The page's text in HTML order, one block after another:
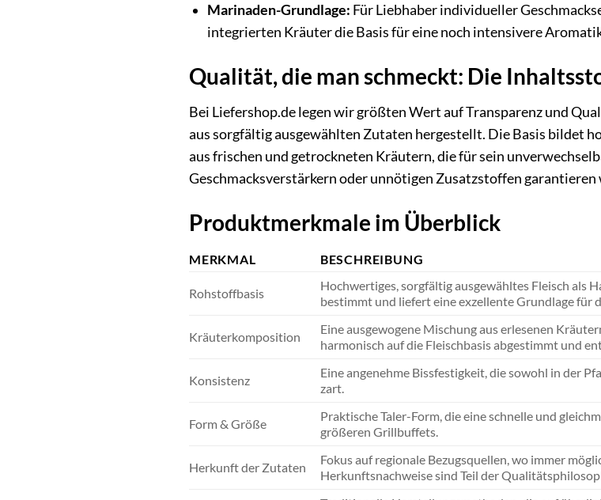
Marinaden-Grundlage: Für Liebhaber individueller
integrierten Kräuter die Basis für eine noch intensivere
Qualität, die man schmeckt: Die
Bei Liefershop.de legen wir größten Wert auf Transparenz und
aus sorgfältig ausgewählten Zutaten hergestellt. Die Basis bildet
aus frischen und getrockneten Kräutern, die für sein
Geschmacksverstärkern oder unnötigen Zusatzstoffen
Produktmerkmale im Überblick
MERKMAL BESCHREIBUNG
Rohstoffbasis
Hochwertiges, sorgfältig ausgewähltes Fleisch als
bestimmt und liefert eine exzellente Grundlage für
Kräuterkomposition
Eine ausgewogene Mischung aus erlesenen
harmonisch auf die Fleischbasis abgestimmt und
Konsistenz
Eine angenehme Bissfestigkeit, die sowohl in der
zart.
Form & Größe
Praktische Taler-Form, die eine schnelle und
größeren Grillbuffets.
Herkunft der Zutaten
Fokus auf regionale Bezugsquellen, wo immer
Herkunftsnachweise sind Teil der